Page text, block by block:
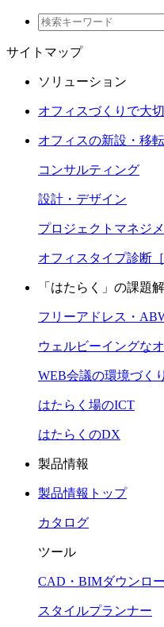
サイトマップ
ソリューション
オフィスづくりで大
オフィスの新設・移
コンサルティング
設計・デザイン
プロジェクトマネジ
オフィスタイプ診断
「はたらく」の課題
フリーアドレス・
ウェルビーイングな
WEB会議の環境づくり
はたらく場のICT
はたらくのDX
製品情報
製品情報トップ
カタログ
ツール
CAD・BIMダウンロ
スタイルプランナー